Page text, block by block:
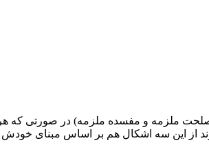
ملزمه و مفسده ملزمه) در صورتی که
از این سه اشکال هم بر اساس مبنای